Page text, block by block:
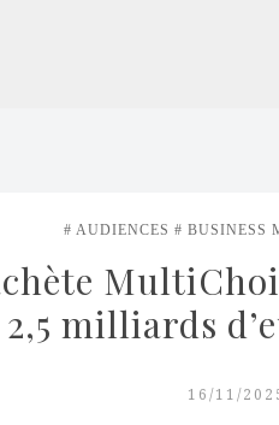
AUDIENCES BUSINESS
milliards
16/11/